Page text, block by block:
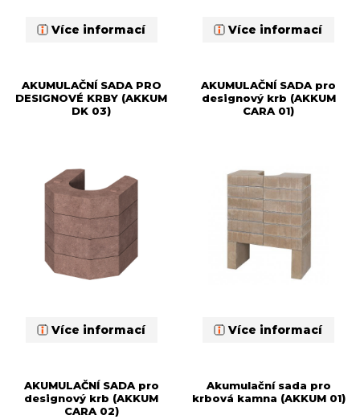
Více informací Více informací
AKUMULAČNÍ SADA PRO
DESIGNOVÉ KRBY (AKKUM
DK 03)
Více informací
AKUMULAČNÍ SADA pro
designový krb (AKKUM
CARA 01)
Více informací
AKUMULAČNÍ SADA pro
designový krb (AKKUM
CARA 02)
Akumulační sada pro
krbová kamna (AKKUM 01)